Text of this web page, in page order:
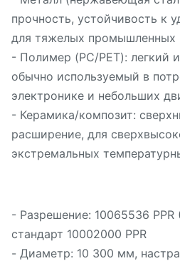
прочность, устойчивость к
для тяжелых промышленных
- Полимер (PC/PET): легкий
обычно используемый в
электронике и небольших
- Керамика/композит:
расширение, для
экстремальных
- Разрешение: 10065536
стандарт 10002000 PPR
- Диаметр: 10 300 мм,